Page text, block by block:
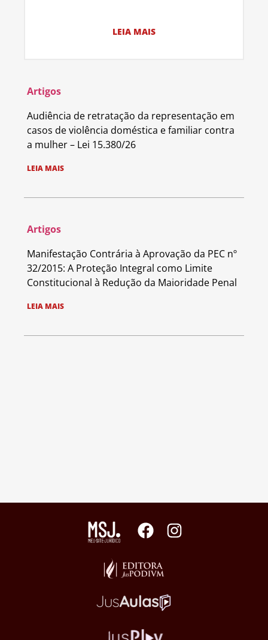
LEIA MAIS
Artigos
Audiência de retratação da representação em
casos de violência doméstica e familiar contra
a mulher – Lei 15.380/26
LEIA MAIS
Artigos
Manifestação Contrária à Aprovação da PEC nº
32/2015: A Proteção Integral como Limite
Constitucional à Redução da Maioridade Penal
LEIA MAIS